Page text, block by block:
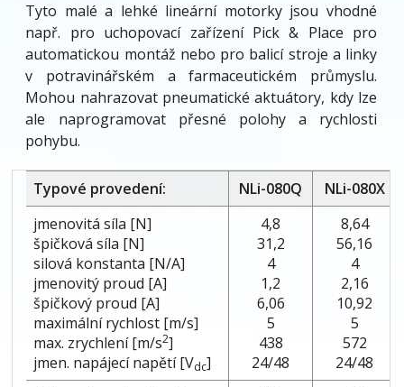
Tyto malé a lehké lineární motorky jsou vhodné
např. pro uchopovací zařízení Pick & Place pro
automatickou montáž nebo pro balicí stroje a linky
v potravinářském a farmaceutickém průmyslu.
Mohou nahrazovat pneumatické aktuátory, kdy lze
ale naprogramovat přesné polohy a rychlosti
pohybu.
Typové provedení: NLi-080Q
NLi-080X
jmenovitá síla [N]
špičková síla [N]
silová konstanta [N/A]
jmenovitý proud [A]
špičkový proud [A]
maximální rychlost [m/s]
max. zrychlení [m/s2]
jmen. napájecí napětí [Vdc]
4,8
31,2
4
1,2
6,06
5
438
24/48
8,64
56,16
4
2,16
10,92
5
572
24/48